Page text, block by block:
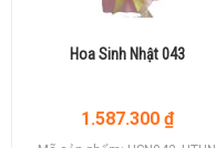
Hoa Sinh Nhật 043
1.587.300 ₫